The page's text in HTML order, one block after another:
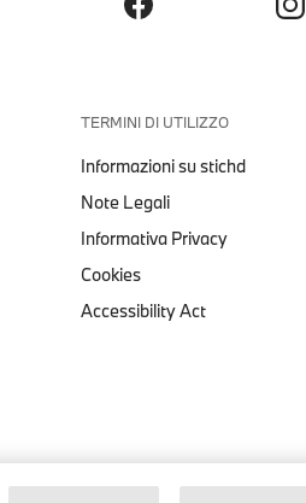
TERMINI DI UTILIZZO
Informazioni su stichd
Note Legali
Informativa Privacy
Cookies
Accessibility Act